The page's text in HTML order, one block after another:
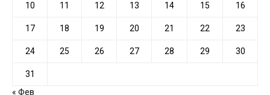
10 11 12 13 14 15 16
17 18 19 20 21 22 23
24 25 26 27 28 29 30
31
« Фев